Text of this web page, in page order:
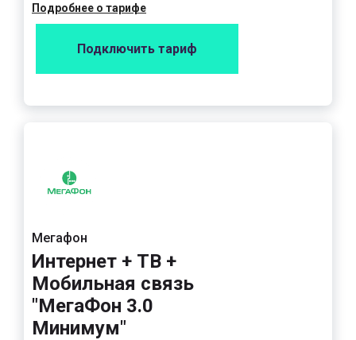
Подробнее о тарифе
Подключить тариф
Мегафон
Интернет + ТВ +
Мобильная связь
"МегаФон 3.0
Минимум"